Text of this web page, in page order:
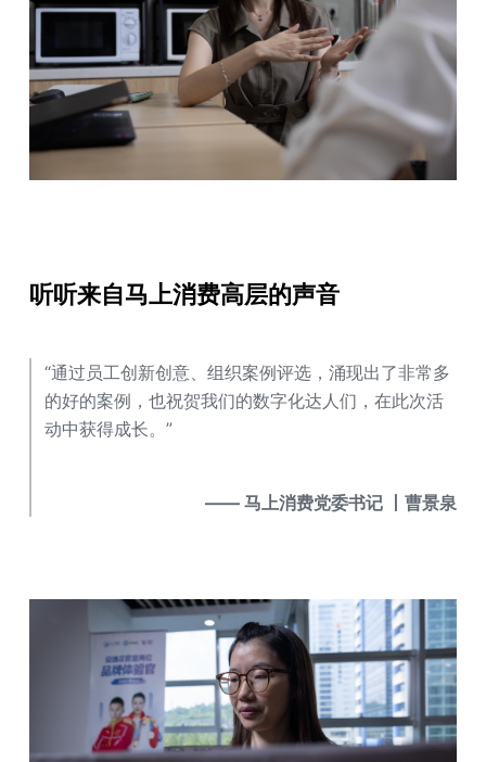
听听来自马上消费高层的声音
“通过员工创新创意、组织案例评选，涌现出了非常多
的好的案例，也祝贺我们的数字化达人们，在此次活
动中获得成长。”
—— 马上消费党委书记 丨曹景泉